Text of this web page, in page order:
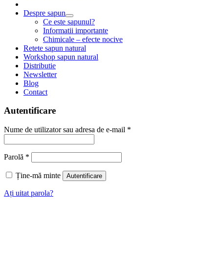
Despre sapun
Ce este sapunul?
Informatii importante
Chimicale – efecte nocive
Retete sapun natural
Workshop sapun natural
Distributie
Newsletter
Blog
Contact
Autentificare
Nume de utilizator sau adresa de e-mail *
Parolă *
Ține-mă minte Autentificare
Ați uitat parola?